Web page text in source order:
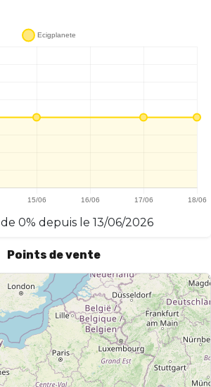
de 0% depuis le 13/06/2026
Points de vente